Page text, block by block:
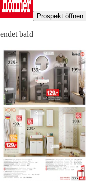
Prospekt öffnen
endet bald